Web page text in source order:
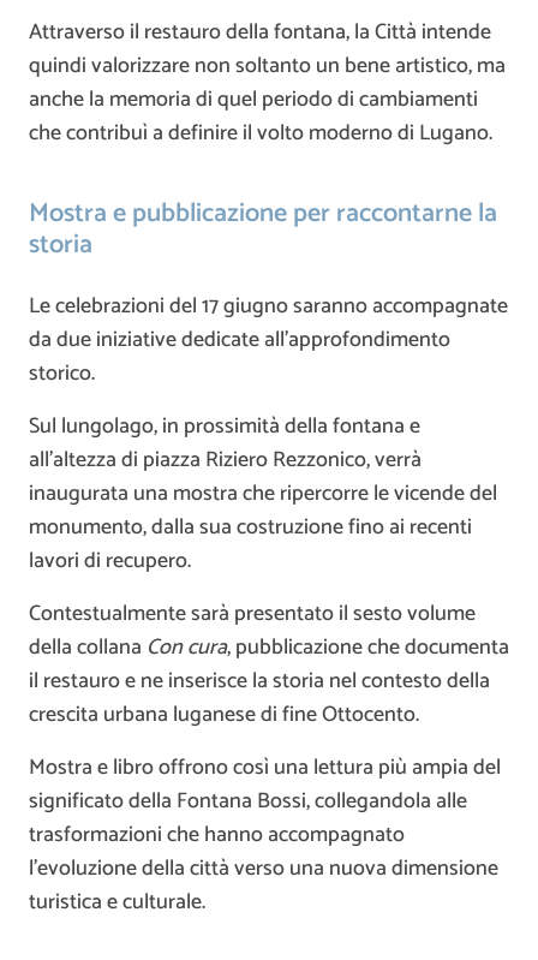
Attraverso il restauro della fontana, la Città intende
quindi valorizzare non soltanto un bene artistico, ma
anche la memoria di quel periodo di cambiamenti
che contribuì a definire il volto moderno di Lugano.
Mostra e pubblicazione per raccontarne la
storia
Le celebrazioni del 17 giugno saranno accompagnate
da due iniziative dedicate all’approfondimento
storico.
Sul lungolago, in prossimità della fontana e
all’altezza di piazza Riziero Rezzonico, verrà
inaugurata una mostra che ripercorre le vicende del
monumento, dalla sua costruzione fino ai recenti
lavori di recupero.
Contestualmente sarà presentato il sesto volume
della collana Con cura, pubblicazione che documenta
il restauro e ne inserisce la storia nel contesto della
crescita urbana luganese di fine Ottocento.
Mostra e libro offrono così una lettura più ampia del
significato della Fontana Bossi, collegandola alle
trasformazioni che hanno accompagnato
l’evoluzione della città verso una nuova dimensione
turistica e culturale.